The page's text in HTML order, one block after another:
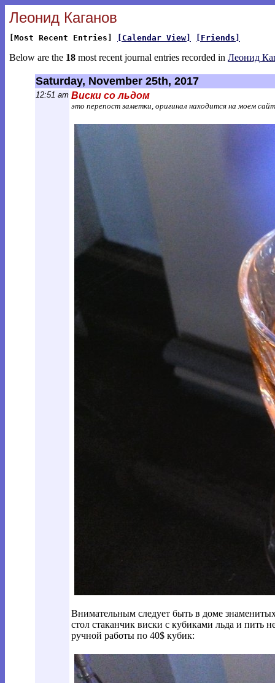
Леонид Каганов
[Most Recent Entries] [Calendar View] [Friends]
Below are the 18 most recent journal entries recorded in Леонид
Saturday, November 25th, 2017
12:51 am Виски со льдом
это перепост заметки, оригинал находится на моем
Внимательным следует быть в доме
стол стаканчик виски с кубиками льда и пить
ручной работы по 40$ кубик: